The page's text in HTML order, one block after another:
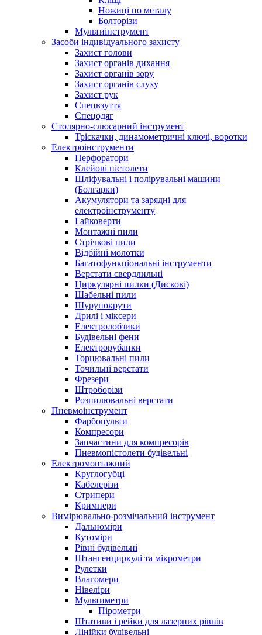
Ножиці по металу
Болторізи
Мультиінструмент
Засоби індивідуального захисту
Захист голови
Захист органів дихання
Захист органів зору
Захист органів слуху
Захист рук
Спецвзуття
Спецодяг
Столярно-слюсарний інструмент
Тріскачки, динамометричні ключі, воротки
Електроінструменти
Перфоратори
Клейові пістолети
Шліфувальні і полірувальні машини
(Болгарки)
Акумулятори та зарядні для
електроінструменту
Гайковерти
Монтажні пили
Стрічкові пили
Відбійні молотки
Багатофункціональні інструменти
Верстати свердлильні
Циркулярні пилки (Дискові)
Шабельні пили
Шурупокрути
Дрилі і міксери
Електролобзики
Будівельні фени
Електрорубанки
Торцювальні пили
Точильні верстати
Фрезери
Штроборізи
Розпилювальні верстати
Пневмоінструмент
Фарбопульти
Компресори
Запчастини для компресорів
Пневмопістолети будівельні
Електромонтажний
Круглогубці
Кабелерізи
Стрипери
Кримпери
Вимірювально-розмічальний інструмент
Дальноміри
Кутоміри
Рівні будівельні
Штангенциркулі та мікрометри
Рулетки
Влагомери
Нівеліри
Мультиметри
Пірометри
Штативи і рейки для лазерних рівнів
Лінійки будівельні